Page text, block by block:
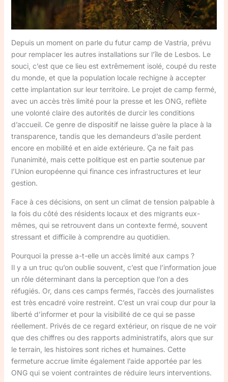
Depuis un moment on parle du futur camp de Vastria, prévu
pour remplacer les autres installations sur l’île de Lesbos. Le
souci, c’est que ce lieu est extrêmement isolé, coupé du reste
du monde, et que la population locale rechigne à accepter
cette implantation sur leur territoire. Le projet de camp fermé,
avec un accès très limité pour la presse et les ONG, reflète
une volonté claire des autorités de durcir les conditions
d’accueil. Ce genre de dispositif ne laisse guère la place à la
transparence, tandis que les demandeurs d’asile perdent
encore en mobilité et en aide extérieure. Ça ne fait pas
l’unanimité, mais cette politique est en partie soutenue par
l’Union européenne qui finance ces infrastructures et leur
gestion.
Face à ces décisions, on sent un climat de tension palpable à
la fois du côté des résidents locaux et des migrants eux-
mêmes, qui se retrouvent dans un contexte fermé, souvent
stressant et difficile à comprendre au quotidien.
Pourquoi la presse a-t-elle un accès limité aux camps ?
Il y a un truc qu’on oublie souvent, c’est que l’information joue
un rôle déterminant dans la perception que l’on a des
réfugiés. Or, dans ces camps fermés, l’accès des journalistes
est très encadré voire restreint. C’est un vrai coup dur pour la
liberté d’informer et pour la visibilité de ce qui se passe
réellement. Privés de ce regard extérieur, on risque de ne voir
que des chiffres ou des rapports administratifs, alors que sur
le terrain, les histoires sont riches et humaines. Cette
fermeture accrue limite également l’aide apportée par les
ONG qui se voient contraintes de réduire leurs interventions.